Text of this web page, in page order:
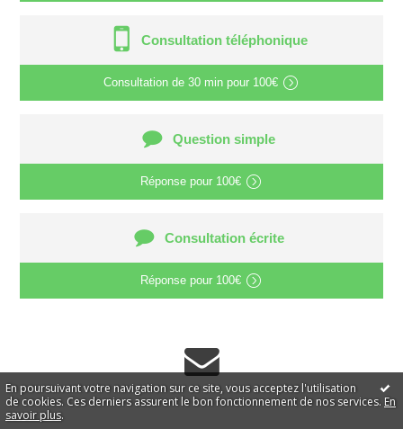
En poursuivant votre navigation sur ce site, vous acceptez l'utilisation
de cookies. Ces derniers assurent le bon fonctionnement de nos services. En
savoir plus.
Consultation téléphonique
Consultation de 30 min pour 100€
Question simple
Réponse pour 100€
Consultation écrite
Réponse pour 100€